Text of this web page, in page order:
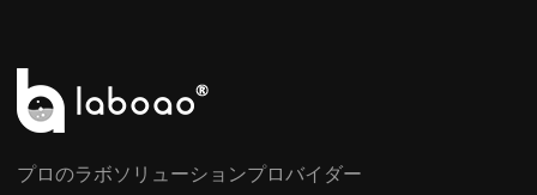
プロのラボソリューションプロバイダー